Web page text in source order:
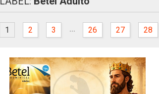
1 2 3 ... 26 27 28